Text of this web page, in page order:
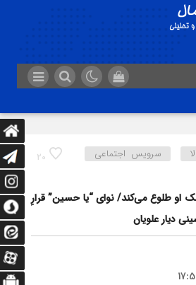
20
سرویس اجتماعی
او طلوع می‌کند/ نوای “یا حسین” قرارِ
دیار علویان